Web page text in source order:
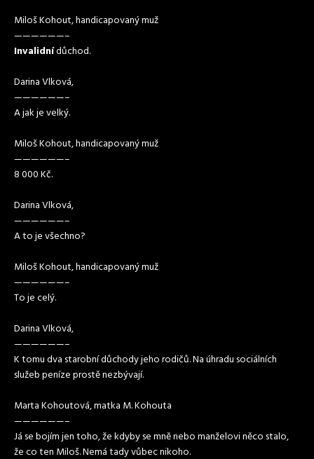
Miloš Kohout, handicapovaný muž
——————–
Invalidnídůchod.
Darina Vlková,
——————–
A jak je velký.
Miloš Kohout, handicapovaný muž
——————–
8 000 Kč.
Darina Vlková,
——————–
A to je všechno?
Miloš Kohout, handicapovaný muž
——————–
To je celý.
Darina Vlková,
——————–
K tomu dva starobní důchody jeho rodičů. Na úhradu sociálních
služeb peníze prostě nezbývají.
Marta Kohoutová, matka M. Kohouta
——————–
Já se bojím jen toho, že kdyby se mně nebo manželovi něco stalo,
že co ten Miloš. Nemá tady vůbec nikoho.